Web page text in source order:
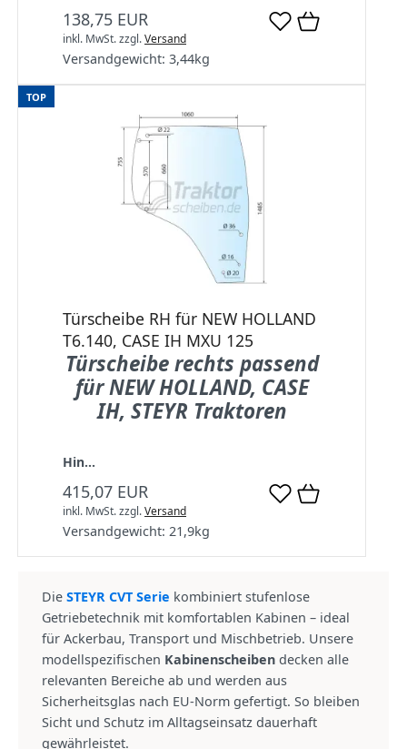
138,75 EUR
inkl. MwSt.zzgl.Versand
Versandgewicht: 3,44kg
TOP
Türscheibe RH für NEW HOLLAND
T6.140, CASE IΗ MXU 125
Türscheibe rechts passend
für NEW HOLLAND, CASE
IH, STEYR Traktoren
Hin...
415,07 EUR
inkl. MwSt.zzgl.Versand
Versandgewicht: 21,9kg
Die STEYR CVT Serie kombiniert stufenlose
Getriebetechnik mit komfortablen Kabinen – ideal
für Ackerbau, Transport und Mischbetrieb. Unsere
modellspezifischen Kabinenscheiben decken alle
relevanten Bereiche ab und werden aus
Sicherheitsglas nach EU-Norm gefertigt. So bleiben
Sicht und Schutz im Alltagseinsatz dauerhaft
gewährleistet.